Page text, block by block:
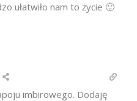
ułatwiło nam to życie 🙂
imbirowego. Dodaję